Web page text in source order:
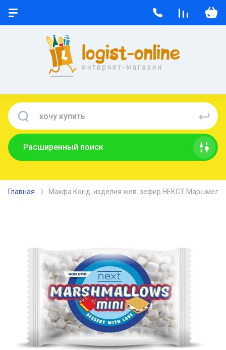
Расширенный поиск
Главная Макфа Конд. изделия жев. зефир НЕКСТ Маршмелоу